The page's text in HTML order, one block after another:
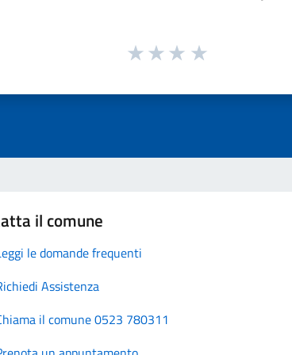
il comune
le domande frequenti
Assistenza
il comune 0523 780311